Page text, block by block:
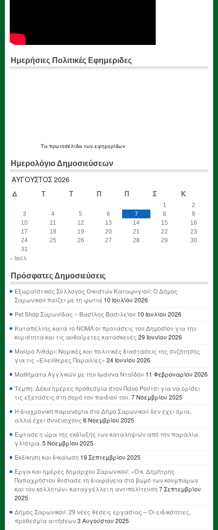
Ημερήσιες Πολιτικές Εφημεριδες
Τα πρωτοσέλιδα των εφημερίδων
Ημερολόγιο Δημοσιεύσεων
ΑΎΓΟΥΣΤΟΣ 2026
Δ
Τ Τ Π Π Σ Κ
1
2
3
4 5 6 7 8
9
10
11 12 13 14 15
16
17
18 19 20 21 22
23
24
25 26 27 28 29
30
31
« Ιούλ
Πρόσφατες Δημοσιεύσεις
Εξωραϊστικός Σύλλογος Οικιστών Καταφυγιού: Ο Δήμος
Σαρωνικού παίζει με τη φωτιά 10 Ιουλίου 2026
Pet Shop Σαρωνίδας – Βασίλης Βασιλείου 10 Ιουλίου 2026
Καταπέλτης κατά το ΝΟΜΛ οι προτάσεις του Δημοσίου για την
κυριότητα και τις αυθαίρετες κατασκευές 29 Ιουνίου 2026
Μαύρο Λιθάρι: Νομικές και πολιτικές διαστάσεις της συζήτησης
για τις «Ελεύθερες Παραλίες» 24 Ιουνίου 2026
Μαθήματα Αγγλικών με την Ιωάννα Νταΐδου 11 Φεβρουαρίου 2026
Τέμπη: Δέκα ημέρες προθεσμία στον Πάνο Ρούτσι για να ορίσει
τις εξετάσεις στη σορό του παιδιού του. 7 Νοεμβρίου 2025
Η διαχρονική παρανομία στο Δήμο Σαρωνικού δεν έχει όρια,
αλλά έχει συνένοχους 6 Νοεμβρίου 2025
Έφτασε η ώρα της εκδίωξης των καταληψιών από την παραλία
γλίστρα. 5 Νοεμβρίου 2025
Εκδίκηση και δικαίωση 19 Σεπτεμβρίου 2025
Έργα και ημέρες δημάρχου Σαρωνικού: «Ο κ. Δημήτρης
Παπαχρήστου θυσίασε τη διαφάνεια στο βωμό των κουμπάρων
και τον κολλητών» καταγγέλλει η αντιπολίτευση 7 Σεπτεμβρίου
2025
Δήμος Σαρωνικού: 29 νέες θέσεις εργασίας – Οι ειδικότητες,
προθεσμία αιτήσεων3 Αυγούστου 2025